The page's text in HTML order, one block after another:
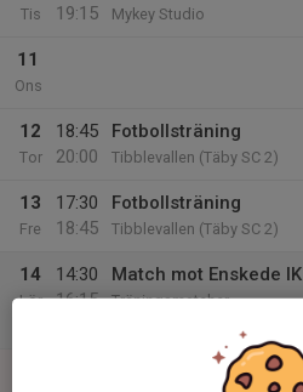
Tis
19:15
Mykey Studio
11
Ons
12
Tor
18:45
20:00
Fotbollsträning
Tibblevallen (Täby SC 2)
13
Fre
17:30
18:45
Fotbollsträning
Tibblevallen (Täby SC 2)
14
Lör
14:30
16:15
Match mot Enskede IK
Träningsmatcher